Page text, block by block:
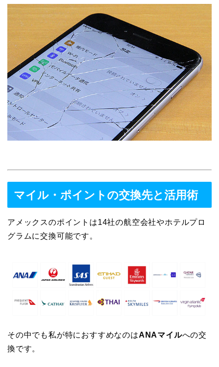
マイル・ポイントの交換先と活用術
アメックスのポイントは14社の航空会社やホテルプロ
グラムに交換可能です。
その中でも私が特におすすめなのはANAマイルへの交
換です。